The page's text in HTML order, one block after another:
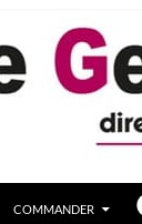
COMMANDER